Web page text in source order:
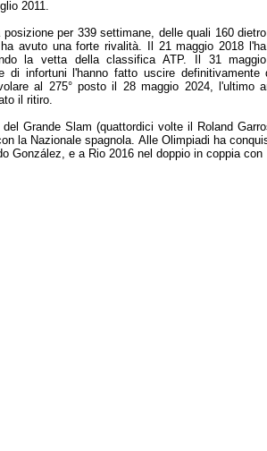
2011.
per 339 settimane, delle quali 160 dietro
avuto una forte rivalità. Il 21 maggio 2018 l'ha
la vetta della classifica ATP. Il 31
di infortuni l'hanno fatto uscire
al 275° posto il 28 maggio 2024, l'ultimo
il ritiro.
Grande Slam (quattordici volte il Roland
la Nazionale spagnola. Alle Olimpiadi ha
González, e a Rio 2016 nel doppio in coppia con